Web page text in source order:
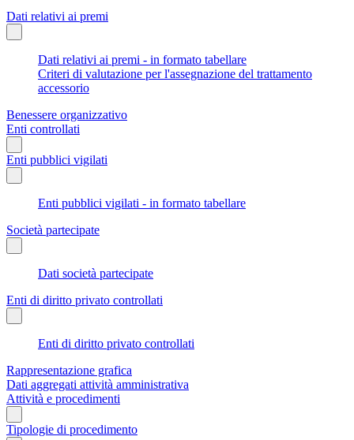
Dati relativi ai premi
Dati relativi ai premi - in formato tabellare
Criteri di valutazione per l'assegnazione del trattamento
accessorio
Benessere organizzativo
Enti controllati
Enti pubblici vigilati
Enti pubblici vigilati - in formato tabellare
Società partecipate
Dati società partecipate
Enti di diritto privato controllati
Enti di diritto privato controllati
Rappresentazione grafica
Dati aggregati attività amministrativa
Attività e procedimenti
Tipologie di procedimento